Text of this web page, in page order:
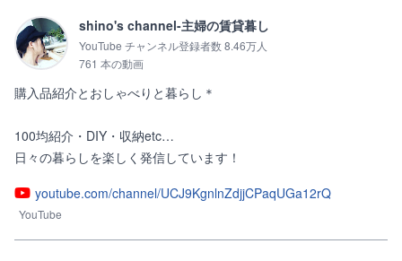
shino's channel-主婦の賃貸暮し
YouTube チャンネル登録者数 8.46万人
761 本の動画
購入品紹介とおしゃべりと暮らし＊
100均紹介・DIY・収納etc…
日々の暮らしを楽しく発信しています！
youtube.com/channel/UCJ9KgnlnZdjjCPaqUGa12rQ
YouTube